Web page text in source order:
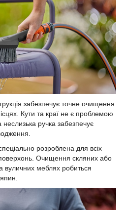
забезпечує точне очищення
Кути та краї не є проблемою
неслизька ручка забезпечує
розроблена для всіх
Очищення скляних або
вуличних меблях робиться